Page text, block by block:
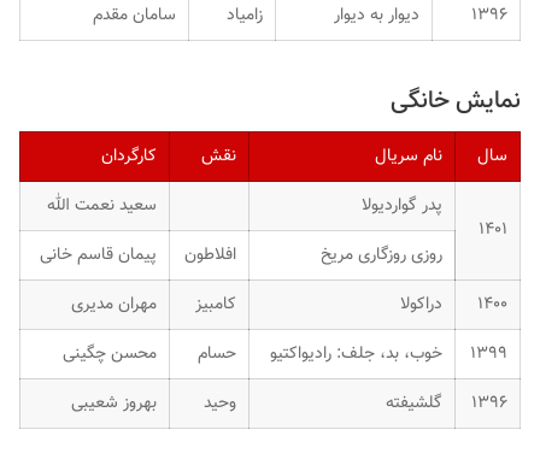
۱۳۹۶
دیوار به دیوار زامیاد سامان مقدم
نمایش خانگی
سال نام سریال نقش کارگردان
۱۴۰۱
پدر گواردیولا
سعید نعمت الله
روزی روزگاری مریخ
افلاطون
پیمان قاسم خانی
۱۴۰۰
دراکولا کامبیز
مهران مدیری
۱۳۹۹
خوب، بد، جلف: رادیواکتیو حسام
محسن چگینی
۱۳۹۶
گلشیفته وحید بهروز شعیبی